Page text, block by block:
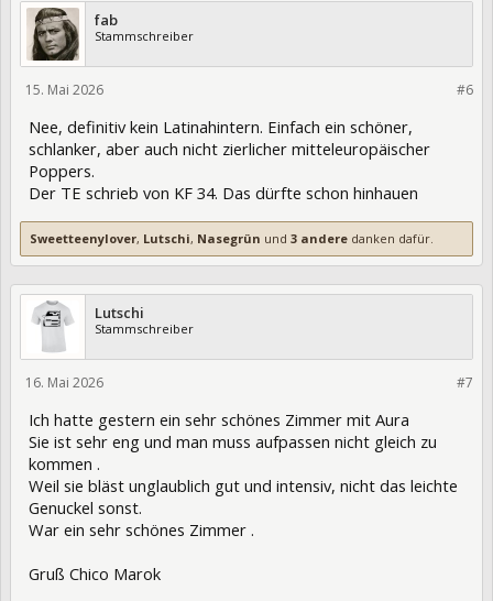
fab
Stammschreiber
#6
15. Mai 2026
Nee, definitiv kein Latinahintern. Einfach ein schöner,
schlanker, aber auch nicht zierlicher mitteleuropäischer
Poppers.
Der TE schrieb von KF 34. Das dürfte schon hinhauen
Sweetteenylover, Lutschi, Nasegrün und 3 andere danken dafür.
Lutschi
Stammschreiber
#7
16. Mai 2026
Ich hatte gestern ein sehr schönes Zimmer mit Aura
Sie ist sehr eng und man muss aufpassen nicht gleich zu
kommen .
Weil sie bläst unglaublich gut und intensiv, nicht das leichte
Genuckel sonst.
War ein sehr schönes Zimmer .
Gruß Chico Marok